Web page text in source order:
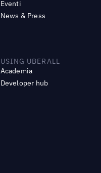
Eventi
News & Press
USING UBERALL
Academia
Developer hub